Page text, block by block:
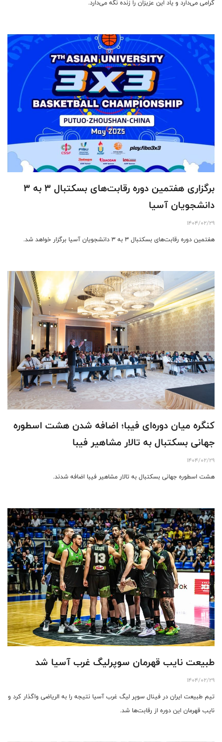
گرامی می‌دارد و یاد این عزیزان را زنده نگه می‌دارد.
برگزاری هفتمین دوره رقابت‌های بسکتبال ۳ به ۳
دانشجویان آسیا
1404/02/29
هفتمین دوره رقابت‌های بسکتبال ۳ به ۳ دانشجویان آسیا برگزار خواهد شد.
کنگره میان دوره‌ای فیبا؛ اضافه شدن هشت اسطوره
جهانی بسکتبال به تالار مشاهیر فیبا
1404/02/29
هشت اسطوره جهانی بسکتبال به تالار مشاهیر فیبا اضافه شدند.
طبیعت نایب قهرمان سوپرلیگ غرب آسیا شد
1404/02/29
تیم طبیعت ایران در فینال سوپر لیگ غرب آسیا نتیجه را به الریاضی واگذار کرد و
نایب قهرمان این دوره از رقابت‌ها شد.